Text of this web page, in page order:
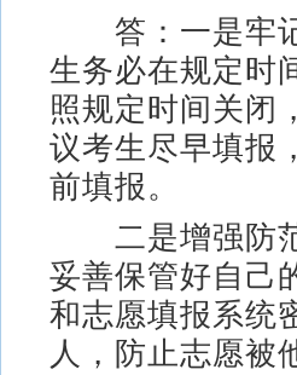
答：一是牢记
生务必在规定时
照规定时间关闭
议考生尽早填报
前填报。
二是增强防范
妥善保管好自己
和志愿填报系统
人，防止志愿被